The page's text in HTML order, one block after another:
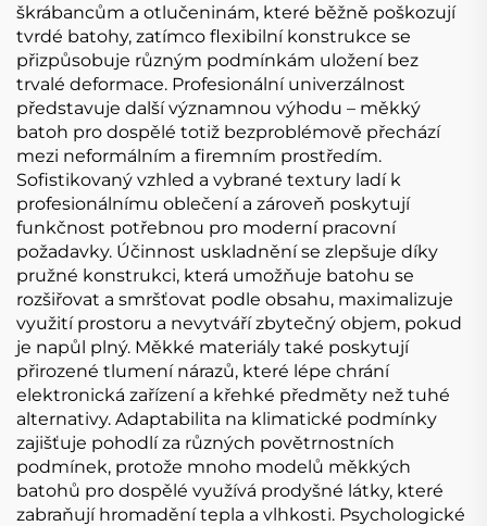
škrábancům a otlučeninám, které běžně poškozují
tvrdé batohy, zatímco flexibilní konstrukce se
přizpůsobuje různým podmínkám uložení bez
trvalé deformace. Profesionální univerzálnost
představuje další významnou výhodu – měkký
batoh pro dospělé totiž bezproblémově přechází
mezi neformálním a firemním prostředím.
Sofistikovaný vzhled a vybrané textury ladí k
profesionálnímu oblečení a zároveň poskytují
funkčnost potřebnou pro moderní pracovní
požadavky. Účinnost uskladnění se zlepšuje díky
pružné konstrukci, která umožňuje batohu se
rozšiřovat a smršťovat podle obsahu, maximalizuje
využití prostoru a nevytváří zbytečný objem, pokud
je napůl plný. Měkké materiály také poskytují
přirozené tlumení nárazů, které lépe chrání
elektronická zařízení a křehké předměty než tuhé
alternativy. Adaptabilita na klimatické podmínky
zajišťuje pohodlí za různých povětrnostních
podmínek, protože mnoho modelů měkkých
batohů pro dospělé využívá prodyšné látky, které
zabraňují hromadění tepla a vlhkosti. Psychologické